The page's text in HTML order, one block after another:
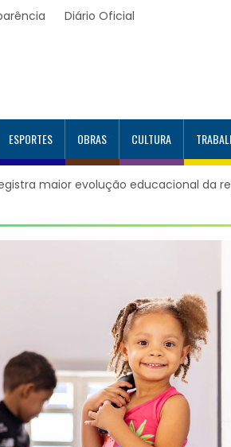
Diário Oficial
ESPORTES OBRAS CULTURA
da regiãoItapevi forma mais 120